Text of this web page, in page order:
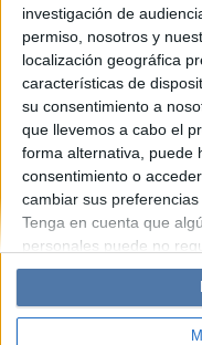
investigación de
permiso, nosotros y
localización geográfica
características de
su consentimiento a
que llevemos a cabo el
forma alternativa, puede
consentimiento o
cambiar sus
Tenga en cuenta que
personales puede no
tiene el derecho de
preferencias se
sus preferencias o
momento volviendo a
Diario Perfil
Hombre